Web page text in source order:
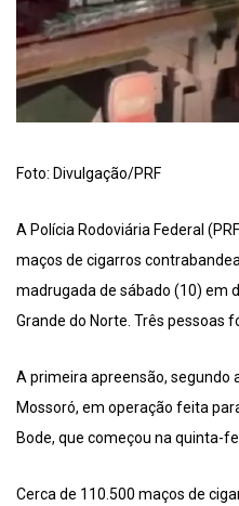
Foto: Divulgação/PRF
A Polícia Rodoviária Federal
maços de cigarros
madrugada de sábado (10) em
Grande do Norte. Três pessoas
A primeira apreensão, segundo
Mossoró, em operação feita
Bode, que começou na quinta-
Cerca de 110.500 maços de